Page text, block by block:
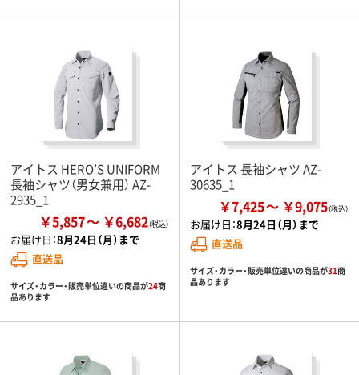
アイトス HERO’S UNIFORM
長袖シャツ（男女兼用） AZ-
2935_1
￥5,857 ￥6,682
お届け日：8月24日（月）まで
直送品
サイズ・カラー・販売単位違いの商品が24商
品あります
アイトス 長袖シャツ AZ-
30635_1
￥7,425 ￥9,075
お届け日：8月24日（月）まで
直送品
サイズ・カラー・販売単位違いの商品が31商
品あります